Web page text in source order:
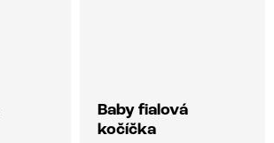
Baby fialová
kočíčka